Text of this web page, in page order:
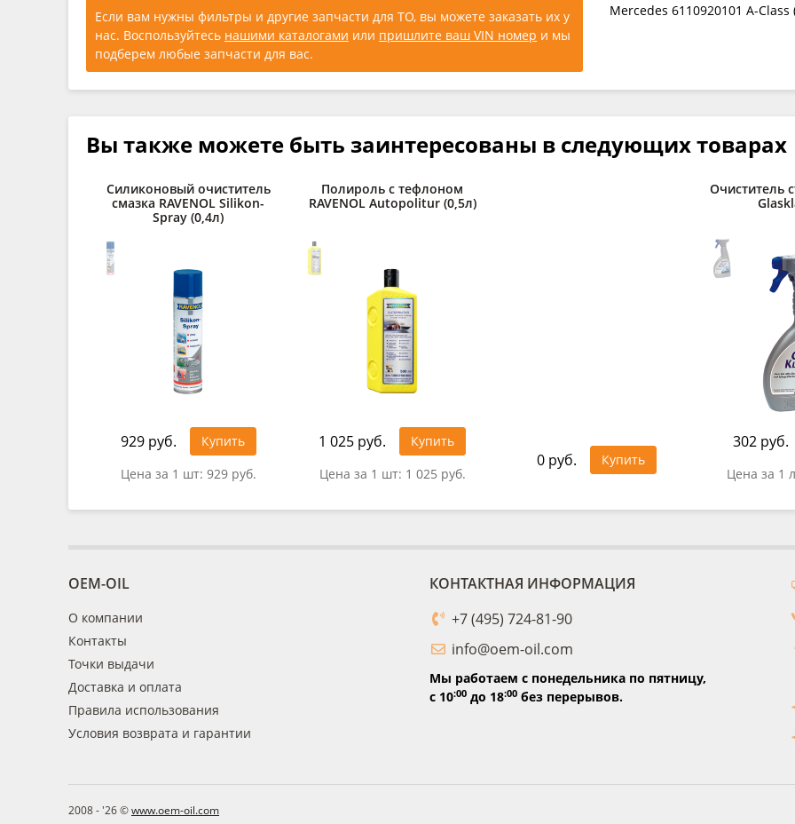
Если вам нужны фильтры и другие запчасти для ТО, вы можете заказать их у
нас. Воспользуйтесь нашими каталогами или пришлите ваш VIN номер и мы
подберем любые запчасти для вас.
Mercedes 6110920101 A-
Вы также можете быть заинтересованы в следующих товарах
Силиконовый очиститель
смазка RAVENOL Silikon-
Spray (0,4л)
929 руб.
Купить
Цена за 1 шт: 929 руб.
Полироль с тефлоном
RAVENOL Autopolitur (0,5л)
1 025 руб.
Купить
Цена за 1 шт: 1 025 руб.
0 руб. Купить
Очиститель
302 руб.
Цена за 1
OEM-OIL
О компании
Контакты
Точки выдачи
Доставка и оплата
Правила использования
Условия возврата и гарантии
КОНТАКТНАЯ ИНФОРМАЦИЯ
+7 (495) 724-81-90
info@oem-oil.com
Мы работаем с понедельника по пятницу,
с 10:00до 18:00без перерывов.
2008 - '26 ©www.oem-oil.com